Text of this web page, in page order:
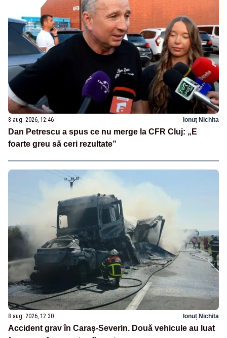
8 aug. 2026, 12:46 Ionuț Nichita
Dan Petrescu a spus ce nu merge la CFR Cluj: „E
foarte greu să ceri rezultate”
8 aug. 2026, 12:30 Ionuț Nichita
Accident grav în Caraș-Severin. Două vehicule au luat